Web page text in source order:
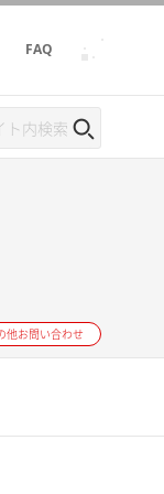
FAQ
他お問い合わせ